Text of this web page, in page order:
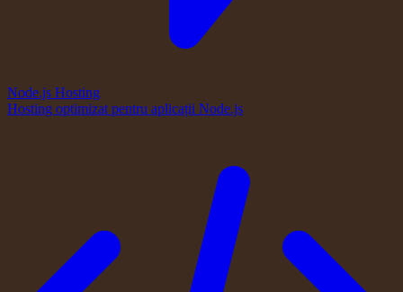
Node.js Hosting
Hosting optimizat pentru aplicații Node.js